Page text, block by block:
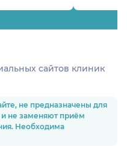
сайтов клиник
не предназначены для
и не заменяют приём
Необходима